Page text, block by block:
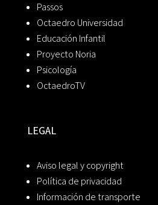
Passos
Octaedro Universidad
Educación Infantil
Proyecto Noria
Psicología
OctaedroTV
LEGAL
Aviso legal y copyright
Política de privacidad
Información de transporte